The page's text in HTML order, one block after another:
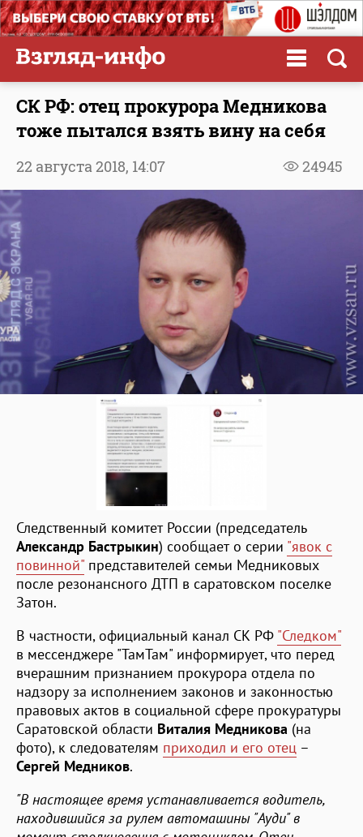
СК РФ: отец прокурора Медникова
тоже пытался взять вину на себя
24945
22 августа 2018, 14:07
Следственный комитет России (председатель
Александр Бастрыкин) сообщает о серии "явок с
повинной" представителей семьи Медниковых
после резонансного ДТП в саратовском поселке
Затон.
В частности, официальный канал СК РФ "Следком"
в мессенджере "ТамТам" информирует, что перед
вчерашним признанием прокурора отдела по
надзору за исполнением законов и законностью
правовых актов в социальной сфере прокуратуры
Саратовской области Виталия Медникова (на
фото), к следователям приходил и его отец –
Сергей Медников.
"В настоящее время устанавливается водитель,
находившийся за рулем автомашины "Ауди" в